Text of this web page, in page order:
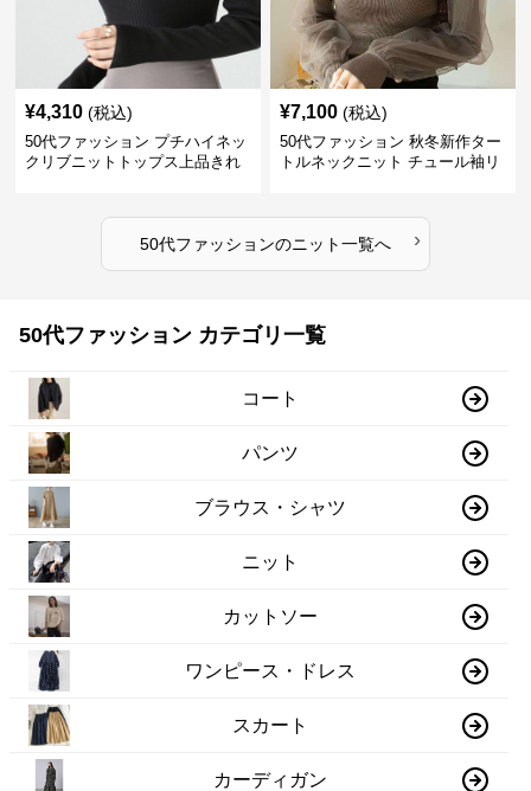
¥4,310 (税込)
50代ファッション プチハイネッ
クリブニットトップス上品きれ
¥7,100 (税込)
50代ファッション 秋冬新作ター
トルネックニット チュール袖リ
50代ファッションのニット一覧へ ›
50代ファッション カテゴリ一覧
コート
パンツ
ブラウス・シャツ
ニット
カットソー
ワンピース・ドレス
スカート
カーディガン